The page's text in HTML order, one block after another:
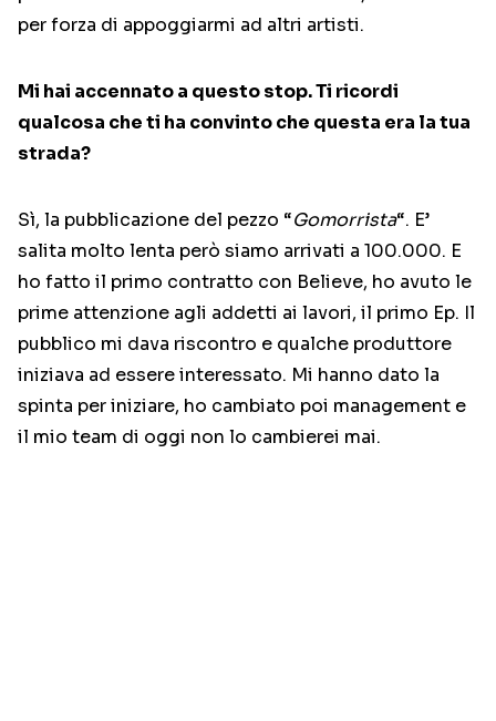
per forza di appoggiarmi ad altri artisti.
Mi hai accennato a questo stop. Ti ricordi
qualcosa che ti ha convinto che questa era la tua
strada?
Sì, la pubblicazione del pezzo “Gomorrista“. E’
salita molto lenta però siamo arrivati a 100.000. E
ho fatto il primo contratto con Believe, ho avuto le
prime attenzione agli addetti ai lavori, il primo Ep. Il
pubblico mi dava riscontro e qualche produttore
iniziava ad essere interessato. Mi hanno dato la
spinta per iniziare, ho cambiato poi management e
il mio team di oggi non lo cambierei mai.